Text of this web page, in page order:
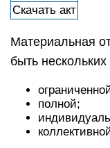
Скачать акт
Материальная
быть
полной;